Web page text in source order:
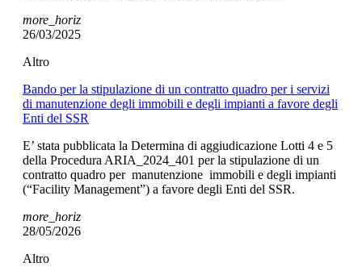
more_horiz
26/03/2025
Altro
Bando per la stipulazione di un contratto quadro per i servizi
di manutenzione degli immobili e degli impianti a favore degli
Enti del SSR
E’ stata pubblicata la Determina di aggiudicazione Lotti 4 e 5
della Procedura ARIA_2024_401 per la stipulazione di un
contratto quadro per manutenzione immobili e degli impianti
(“Facility Management”) a favore degli Enti del SSR.
more_horiz
28/05/2026
Altro